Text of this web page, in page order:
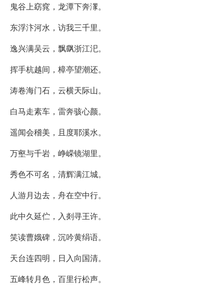
鬼谷上窈窕，龙潭下奔潈。
东浮汴河水，访我三千里。
逸兴满吴云，飘飖浙江汜。
挥手杭越间，樟亭望潮还。
涛卷海门石，云横天际山。
白马走素车，雷奔骇心颜。
遥闻会稽美，且度耶溪水。
万壑与千岩，峥嵘镜湖里。
秀色不可名，清辉满江城。
人游月边去，舟在空中行。
此中久延伫，入剡寻王许。
笑读曹娥碑，沉吟黄绢语。
天台连四明，日入向国清。
五峰转月色，百里行松声。